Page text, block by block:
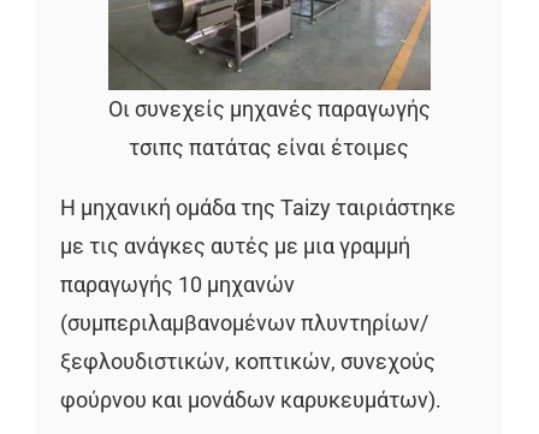
Οι συνεχείς μηχανές παραγωγής
τσιπς πατάτας είναι έτοιμες
Η μηχανική ομάδα της Taizy ταιριάστηκε
με τις ανάγκες αυτές με μια γραμμή
παραγωγής 10 μηχανών
(συμπεριλαμβανομένων πλυντηρίων/
ξεφλουδιστικών, κοπτικών, συνεχούς
φούρνου και μονάδων καρυκευμάτων).